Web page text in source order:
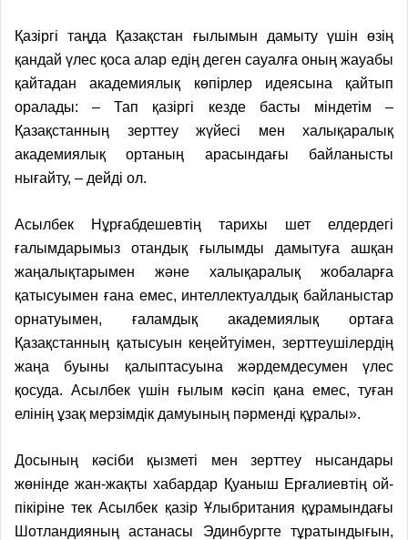
Қазіргі таңда Қазақстан ғылымын дамыту үшін өзің
қандай үлес қоса алар едің деген сауалға оның жауабы
қайтадан академиялық көпірлер идеясына қайтып
оралады: – Тап қазіргі кезде басты міндетім –
Қазақстанның зерттеу жүйесі мен халықаралық
академиялық ортаның арасындағы байланысты
нығайту, – дейді ол.
Асылбек Нұрғабдешевтің тарихы шет елдердегі
ғалымдарымыз отандық ғылымды дамытуға ашқан
жаңалықтарымен және халықаралық жобаларға
қатысуымен ғана емес, интеллектуалдық байланыстар
орнатуымен, ғаламдық академиялық ортаға
Қазақстанның қатысуын кеңейтуімен, зерттеушілердің
жаңа буыны қалыптасуына жәрдемдесумен үлес
қосуда. Асылбек үшін ғылым кәсіп қана емес, туған
елінің ұзақ мерзімдік дамуының пәрменді құралы».
Досының кәсіби қызметі мен зерттеу нысандары
жөнінде жан-жақты хабардар Қуаныш Ерғалиевтің ой-
пікіріне тек Асылбек қазір Ұлыбритания құрамындағы
Шотландияның астанасы Эдинбургте тұратындығын,